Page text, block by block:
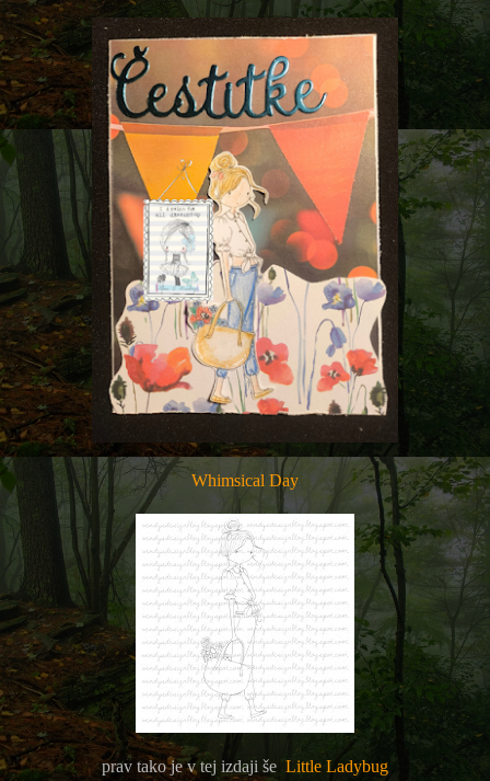
Whimsical Day
prav tako je v tej izdaji še Little Ladybug